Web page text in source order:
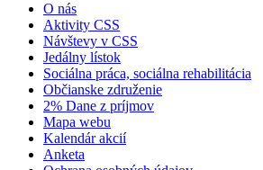
O nás
Aktivity CSS
Návštevy v CSS
Jedálny lístok
Sociálna práca, sociálna rehabilitácia
Občianske združenie
2% Dane z príjmov
Mapa webu
Kalendár akcií
Anketa